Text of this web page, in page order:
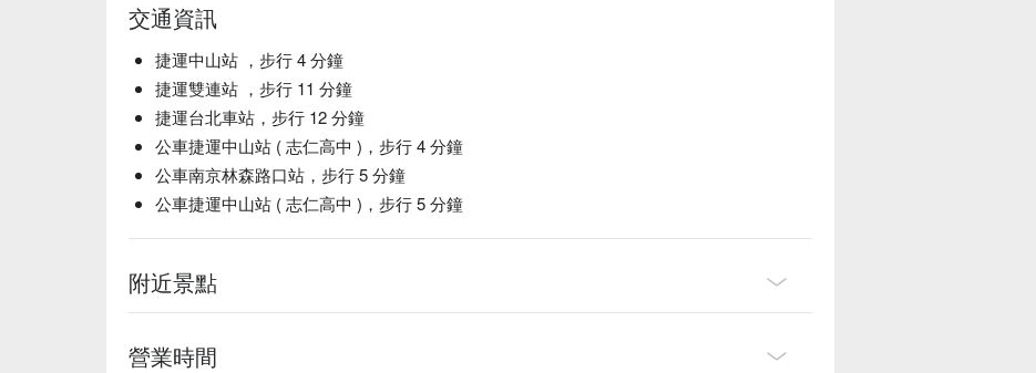
交通資訊
捷運中山站 ，步行 4 分鐘
捷運雙連站 ，步行 11 分鐘
捷運台北車站，步行 12 分鐘
公車捷運中山站 ( 志仁高中 )，步行 4 分鐘
公車南京林森路口站，步行 5 分鐘
公車捷運中山站 ( 志仁高中 )，步行 5 分鐘
附近景點
營業時間